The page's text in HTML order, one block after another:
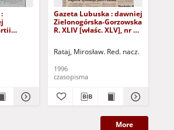
Gazeta Lubuska : dawniej
Zielonogórska-Gorzowska
R. XLIV [właśc. XLV], nr 52
Rataj, Mirosław. Red. nacz.
1996
czasopisma
More